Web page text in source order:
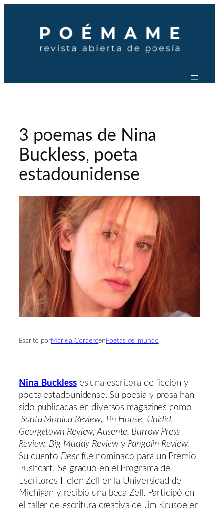
contenido
3 poemas de Nina
Buckless, poeta
estadounidense
Escrito porMariela Corderoen Poetas del mundo
Nina Bucklesses una escritora de ficción y
poeta estadounidense. Su poesía y prosa han
sido publicadas en diversos magazines como
Santa Monica Review, Tin House, Unidid,
Georgetown Review, Ausente, Burrow Press
Review, Big Muddy Reviewy Pangolin Review.
Su cuento Deerfue nominado para un Premio
Pushcart. Se graduó en el Programa de
Escritores Helen Zell en la Universidad de
Michigan y recibió una beca Zell. Participó en
el taller de escritura creativa de Jim Krusoe en